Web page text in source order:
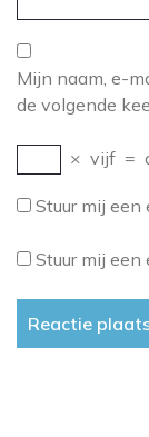
Mijn naam, e-
de volgende
× vijf =
Stuur mij een
Stuur mij